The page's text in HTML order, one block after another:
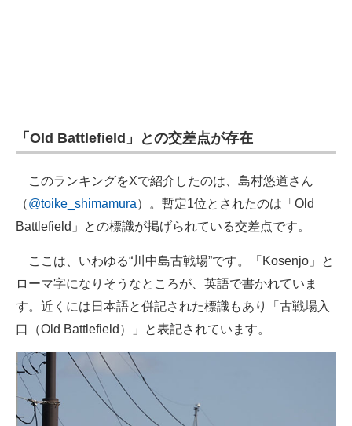
「Old Battlefield」との交差点が存在
このランキングをXで紹介したのは、島村悠道さん
（@toike_shimamura）。暫定1位とされたのは「Old
Battlefield」との標識が掲げられている交差点です。
ここは、いわゆる“川中島古戦場”です。「Kosenjo」と
ローマ字になりそうなところが、英語で書かれていま
す。近くには日本語と併記された標識もあり「古戦場入
口（Old Battlefield）」と表記されています。